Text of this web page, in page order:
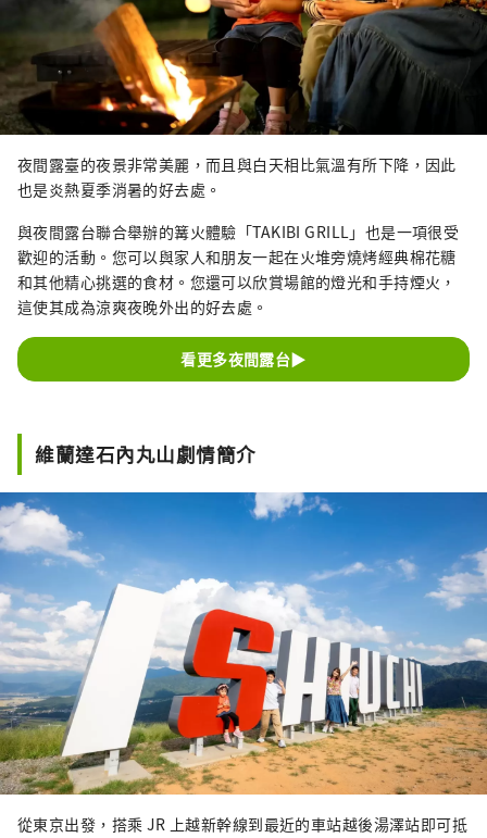
夜間露臺的夜景非常美麗，而且與白天相比氣溫有所下降，因此
也是炎熱夏季消暑的好去處。
與夜間露台聯合舉辦的篝火體驗「TAKIBI GRILL」也是一項很受
歡迎的活動。您可以與家人和朋友一起在火堆旁燒烤經典棉花糖
和其他精心挑選的食材。您還可以欣賞場館的燈光和手持煙火，
這使其成為涼爽夜晚外出的好去處。
看更多夜間露台▶
維蘭達石內丸山劇情簡介
從東京出發，搭乘 JR 上越新幹線到最近的車站越後湯澤站即可抵